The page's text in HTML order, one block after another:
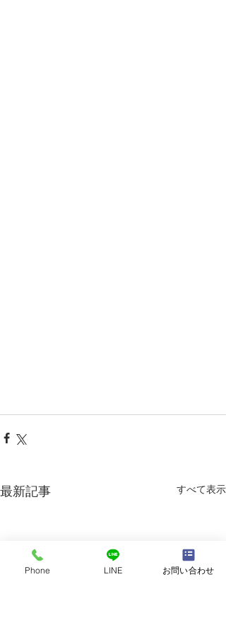
最新記事 すべて表示
Phone LINE お問い合わせ